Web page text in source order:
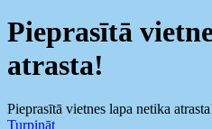
Pieprasītā
atrasta!
Pieprasītā vietnes lapa netika
Turpināt